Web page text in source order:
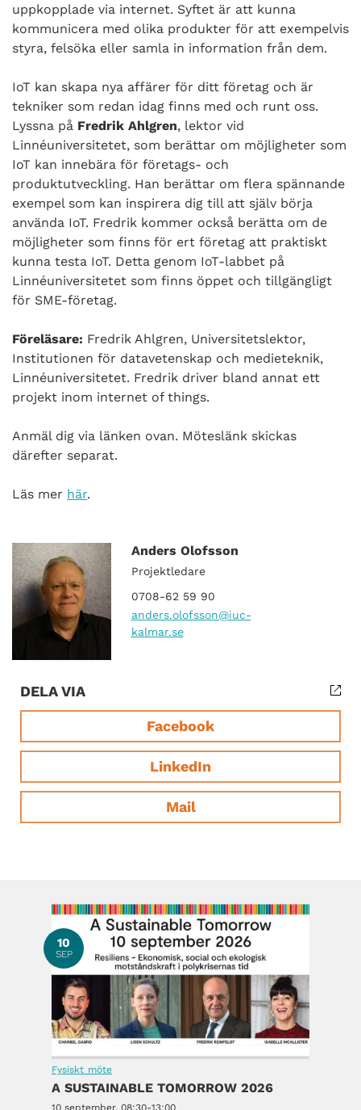
uppkopplade via internet. Syftet är att kunna
kommunicera med olika produkter för att exempelvis
styra, felsöka eller samla in information från dem.
IoT kan skapa nya affärer för ditt företag och är
tekniker som redan idag finns med och runt oss.
Lyssna på Fredrik Ahlgren, lektor vid
Linnéuniversitetet, som berättar om möjligheter som
IoT kan innebära för företags- och
produktutveckling. Han berättar om flera spännande
exempel som kan inspirera dig till att själv börja
använda IoT. Fredrik kommer också berätta om de
möjligheter som finns för ert företag att praktiskt
kunna testa IoT. Detta genom IoT-labbet på
Linnéuniversitetet som finns öppet och tillgängligt
för SME-företag.
Föreläsare: Fredrik Ahlgren, Universitetslektor,
Institutionen för datavetenskap och medieteknik,
Linnéuniversitetet. Fredrik driver bland annat ett
projekt inom internet of things.
Anmäl dig via länken ovan. Möteslänk skickas
därefter separat.
Läs mer här.
Anders Olofsson
Projektledare
0708-62 59 90
anders.olofsson@iuc-
kalmar.se
DELA VIA
Facebook
LinkedIn
Mail
10
SEP
Fysiskt möte
A SUSTAINABLE TOMORROW 2026
10 september, 08:30-13:00